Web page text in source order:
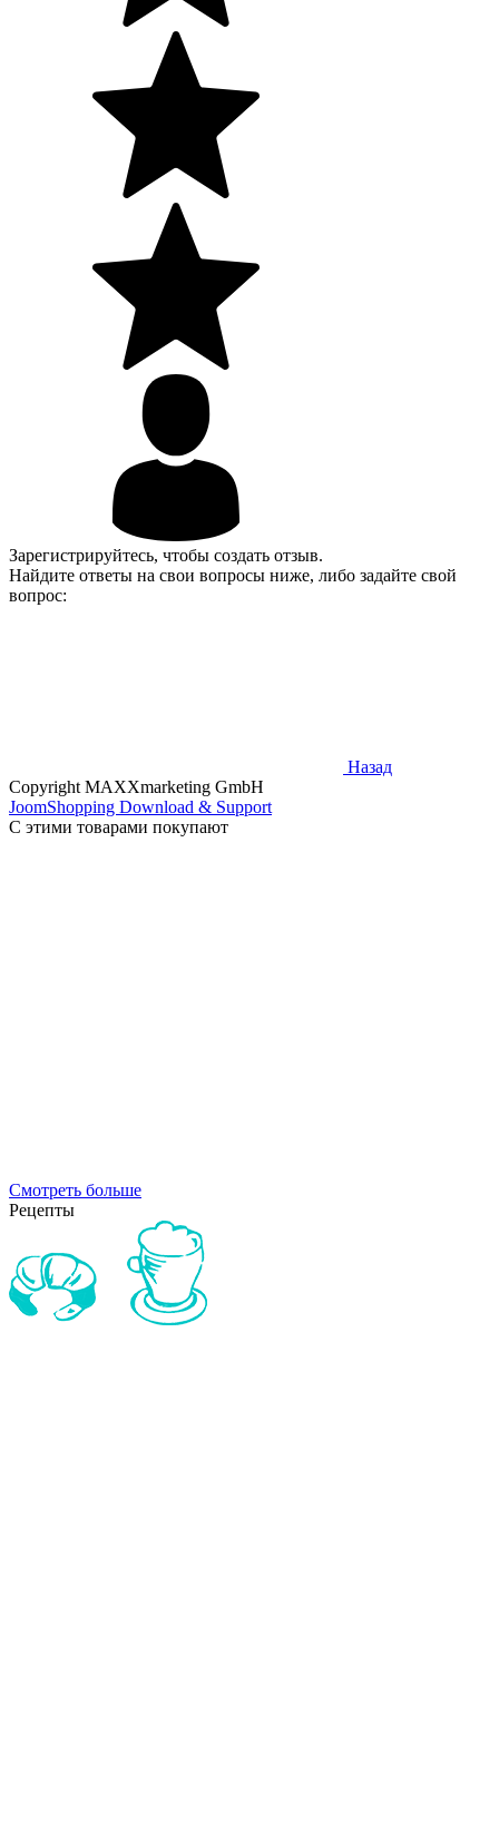
Зарегистрируйтесь, чтобы создать отзыв.
Найдите ответы на свои вопросы ниже, либо задайте свой
вопрос:
Назад
Copyright MAXXmarketing GmbH
JoomShopping Download & Support
С этими товарами покупают
Смотреть больше
Рецепты